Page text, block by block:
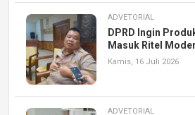
ADVETORIAL
DPRD Ingin
Masuk Ritel
Kamis, 16 Juli 2026
ADVETORIAL